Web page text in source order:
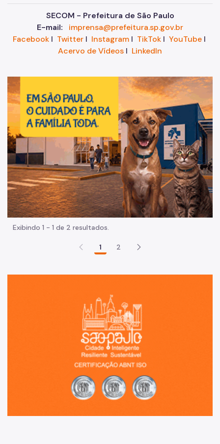
SECOM - Prefeitura de São Paulo
E-mail:
imprensa@prefeitura.sp.gov.br
FacebookI TwitterI InstagramI TikTokI YouTubeI
Acervo de Vídeos I LinkedIn
Exibindo 1 - 1 de 2 resultados.
1 2